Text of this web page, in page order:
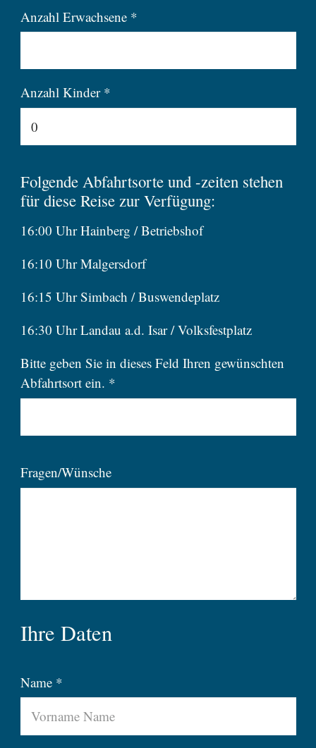
Anzahl Erwachsene *
Anzahl Kinder *
Folgende Abfahrtsorte und -zeiten stehen
für diese Reise zur Verfügung:
16:00 Uhr Hainberg / Betriebshof
16:10 Uhr Malgersdorf
16:15 Uhr Simbach / Buswendeplatz
16:30 Uhr Landau a.d. Isar / Volksfestplatz
Bitte geben Sie in dieses Feld Ihren gewünschten
Abfahrtsort ein. *
Fragen/Wünsche
Ihre Daten
Name *